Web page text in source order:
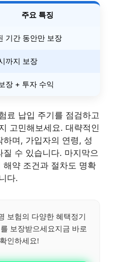
주요 특징
기간 동안만 보장
까지 보장
장 + 투자 수익
료 납입 주기를 점검하고
고민해보세요. 대략적인
며, 가입자의 연령, 성
수 있습니다. 마지막으
해약 조건과 절차도 명확
다.
보험의 다양한 혜택정기
보장받으세요지금 바로
인하세요!